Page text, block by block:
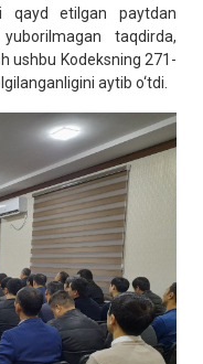
qayd etilgan paytdan
taqdirda,
ushbu Kodeksning 271-
aytib o‘tdi.